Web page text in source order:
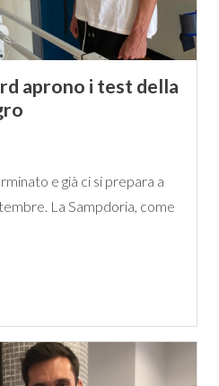
aprono i test della
e già ci si prepara a
La Sampdoria, come